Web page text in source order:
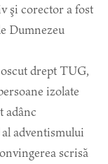
şi corector a fost
Dumnezeu
drept TUG,
izolate
adânc
adventismului
scrisă